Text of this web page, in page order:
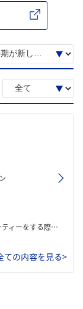
、正解発表があり、順位付けをした。最後に社員さんとの座談会を行った。
ての内容を見る>